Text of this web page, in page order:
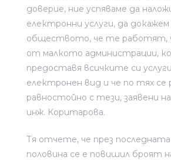
доверие, ние успяваме да
електронни услуги, да докажем
обществото, че те работят,
от малкото администрации,
предоставя всичките си
електронен вид и че по тях се
равностойно с тези, заявени
инж. Коритарова.
Тя отчете, че през последната
половина се е повишил броят